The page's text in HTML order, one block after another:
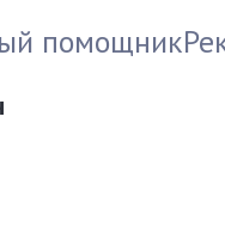
помощник